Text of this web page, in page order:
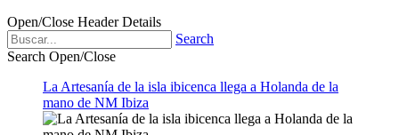
Open/Close Header Details
Search
Search Open/Close
La Artesanía de la isla ibicenca llega a Holanda de la
mano de NM Ibiza